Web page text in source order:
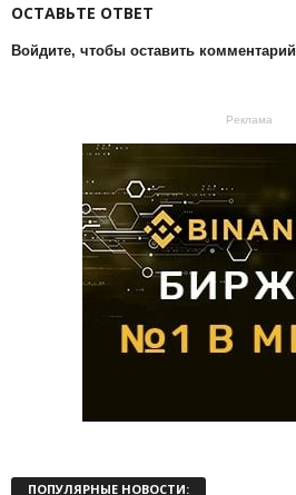
ОСТАВЬТЕ ОТВЕТ
Войдите, чтобы оставить комментарий
Реклама
ПОПУЛЯРНЫЕ НОВОСТИ: